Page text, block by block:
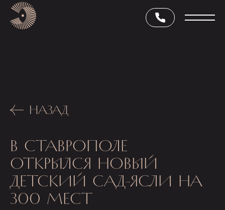
НАЗАД
В СТАВРОПОЛЕ
ОТКРЫЛСЯ НОВЫЙ
ДЕТСКИЙ САД-ЯСЛИ НА
300 МЕСТ